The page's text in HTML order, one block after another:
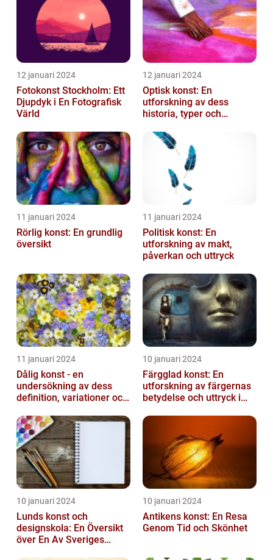
12 januari 2024
Fotokonst Stockholm: Ett
Djupdyk i En Fotografisk
Värld
12 januari 2024
Optisk konst: En
utforskning av dess
historia, typer och
11 januari 2024
Rörlig konst: En grundlig
översikt
11 januari 2024
Politisk konst: En
utforskning av makt,
påverkan och uttryck
11 januari 2024
Dålig konst - en
undersökning av dess
definition, variationer och
10 januari 2024
Färgglad konst: En
utforskning av färgernas
betydelse och uttryck i
10 januari 2024
Lunds konst och
designskola: En Översikt
över En Av Sveriges
10 januari 2024
Antikens konst: En Resa
Genom Tid och Skönhet